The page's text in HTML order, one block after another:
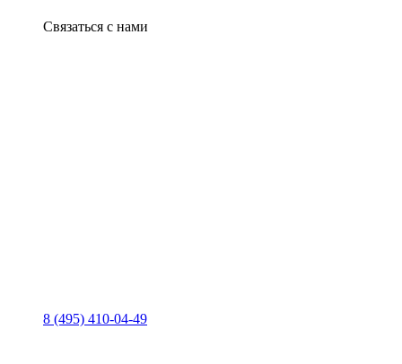
Связаться с нами
8 (495) 410-04-49